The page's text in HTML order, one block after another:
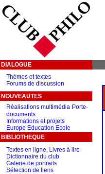
DIALOGUE
Thèmes et textes
Forums de discussion
NOUVEAUTES
Réalisations multimédia Porte-
documents
Informations et projets
Europe Education Ecole
BIBLIOTHEQUE
Textes en ligne, Livres à lire
Dictionnaire du club
Galerie de portraits
Sélection de liens